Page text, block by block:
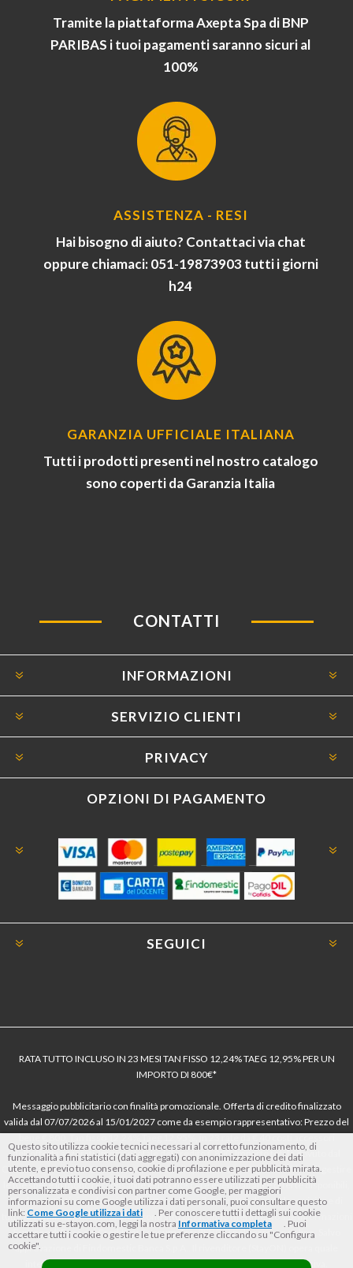
Tramite la piattaforma Axepta Spa di BNP
PARIBAS i tuoi pagamenti saranno sicuri al
100%
ASSISTENZA - RESI
Hai bisogno di aiuto? Contattaci via chat
oppure chiamaci: 051-19873903 tutti i giorni
h24
GARANZIA UFFICIALE ITALIANA
Tutti i prodotti presenti nel nostro catalogo
sono coperti da Garanzia Italia
CONTATTI
INFORMAZIONI
SERVIZIO CLIENTI
PRIVACY
OPZIONI DI PAGAMENTO
SEGUICI
RATA TUTTO INCLUSO IN 23 MESI TAN FISSO 12,24% TAEG 12,95% PER UN
IMPORTO DI 800€*
Messaggio pubblicitario con finalità promozionale. Offerta di credito finalizzato
valida dal 07/07/2026 al 15/01/2027 come da esempio rappresentativo: Prezzo del
dell’offerta azzerati. Importo totale del credito € 800. Importo totale dovuto dal
Consumatore € 920. Decorrenza media della prima rata a 90 giorni. Al fine di gestire
le tue spese in modo responsabile e di conoscere eventuali altre offerte disponibili,
Findomestic ti ricorda, prima di sottoscrivere il contratto, di prendere visione di
tutte le condizioni economiche e contrattuali, facendo riferimento alle Informazioni
Europee di Base sul Credito ai Consumatori (IEBCC) nel percorso online. Salvo
approvazione di Findomestic Banca S.p.A.. Il rivenditore (StayON) opera quale
intermediario del credito per Findomestic Banca S.p.A., non in esclusiva.
Questo sito utilizza cookie tecnici necessari al corretto funzionamento, di
funzionalità a fini statistici (dati aggregati) con anonimizzazione dei dati
utente, e previo tuo consenso, cookie di profilazione e per pubblicità mirata.
Accettando tutti i cookie, i tuoi dati potranno essere utilizzati per pubblicità
personalizzata e condivisi con partner come Google, per maggiori
informazioni su come Google utilizza i dati personali, puoi consultare questo
link: Come Google utilizza i dati
. Per conoscere tutti i dettagli sui cookie
utilizzati su e-stayon.com, leggi la nostra Informativa completa
. Puoi
accettare tutti i cookie o gestire le tue preferenze cliccando su "Configura
cookie".